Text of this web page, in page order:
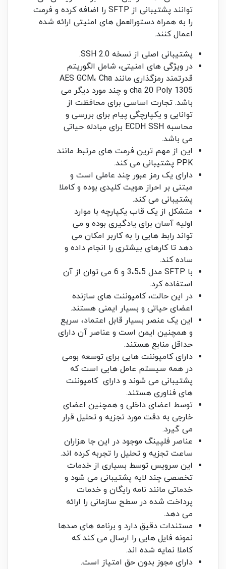
توانند پشتیبانی از SFTP را اضافه کرده و فرمت
را به همراه دستورالعمل های امنیتی ارائه شده
اعمال کنند.
پشتیبانی اصلی از نسخه SSH 2.0.
در ویژگی های امنیتی، شامل الگوریتم
قدرتمند رمزگذاری مانند AES GCM، Cha
cha 20 Poly 1305 و چند مورد دیگر می
باشد. تجارت اساسی برای محافظت از
توانایی و یکپارچگی پیام برای بررسی و
محاسبه ECDH SSH برای مبادله حیاتی
می باشد.
این از مهم ترین فرمت های مرتبط مانند
PPK پشتیبانی می کند.
دارای یک رمز عبور چند عاملی است و
مبتنی بر احراز هویت کلیدی بوده و کاملا
پشتیبانی می کند.
متشکل از یک قاب یکپارچه با موارد
اولیه آسان برای یادگیری بوده و می
تواند رابط هایی را به کاربر امکان می
دهد تا کارهای بیشتری را انجام داده و
ساده کند.
با SFTP مدل 3،5،5 و 6 می توان از آن
استفاده کرد.
در این حالت، کامپوننت های سازنده
اعضای حیاتی و بسیار ایمنی هستند.
این یک عنصر بسیار قابل اعتماد، سریع
و همچنین ایمن است و عناصر آن دارای
حداقل منابع هستند.
دارای کامپوننت هایی برای توسعه بومی
در همه سیستم عامل هایی است که
پشتیبانی می شوند و دارای کامپوننت
های فناوری هستند.
توسط اعضای داخلی و همچنین اعضای
خارجی به دقت مورد تجزیه و تحلیل قرار
می گیرد.
عناصر فلپینگ موجود در این جا هزاران
ساعت تجزیه و تحلیل را تجربه کرده اند.
این سرویس توسط بسیاری از خدمات
تخصصی چند لایه پشتیبانی می شود و
خدماتی مانند نامه رایگان و خدمات
پرداخت شده در سطح سازمانی را ارائه
می دهد.
مستندات دقیق دارد و برنامه های صدها
نمونه فایل هایی را ارسال می کند که
کاملا نمایه شده اند.
دارای مجوز بدون حق امتیاز است.